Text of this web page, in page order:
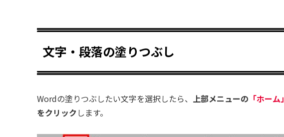
文字・段落の塗りつぶし
Wordの塗りつぶしたい文字を選択したら、 上部メニューの 「ホーム」
をクリックします。